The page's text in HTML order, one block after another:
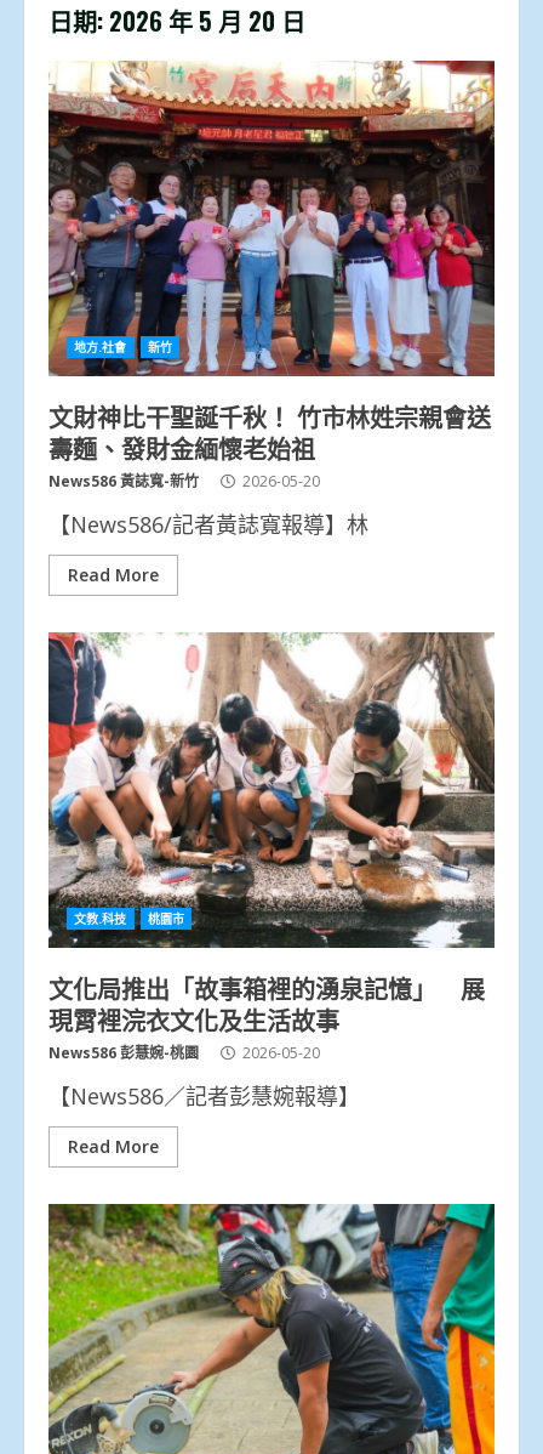
日期: 2026 年 5 月 20 日
地方.社會 新竹
文財神比干聖誕千秋！ 竹市林姓宗親會送
壽麵、發財金緬懷老始祖
News586 黃誌寬-新竹 2026-05-20
【News586/記者黃誌寬報導】林
Read More
文教.科技 桃園市
文化局推出「故事箱裡的湧泉記憶」 展
現霄裡浣衣文化及生活故事
News586 彭慧婉-桃園 2026-05-20
【News586／記者彭慧婉報導】
Read More